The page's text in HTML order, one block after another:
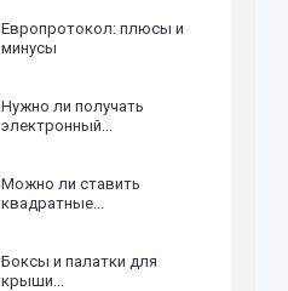
Европротокол: плюсы и
минусы
Нужно ли получать
электронный...
Можно ли ставить
квадратные...
Боксы и палатки для
крыши...